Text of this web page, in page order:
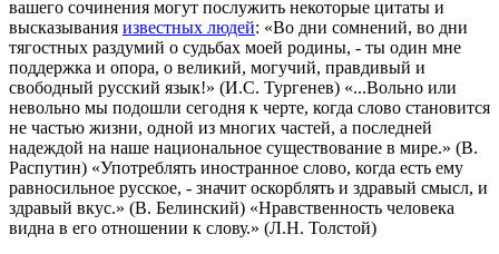
вашего сочинения могут послужить некоторые цитаты и
высказывания известных людей: «Во дни сомнений, во дни
тягостных раздумий о судьбах моей родины, - ты один мне
поддержка и опора, о великий, могучий, правдивый и
свободный русский язык!» (И.С. Тургенев) «...Вольно или
невольно мы подошли сегодня к черте, когда слово становится
не частью жизни, одной из многих частей, а последней
надеждой на наше национальное существование в мире.» (В.
Распутин) «Употреблять иностранное слово, когда есть ему
равносильное русское, - значит оскорблять и здравый смысл, и
здравый вкус.» (В. Белинский) «Нравственность человека
видна в его отношении к слову.» (Л.Н. Толстой)